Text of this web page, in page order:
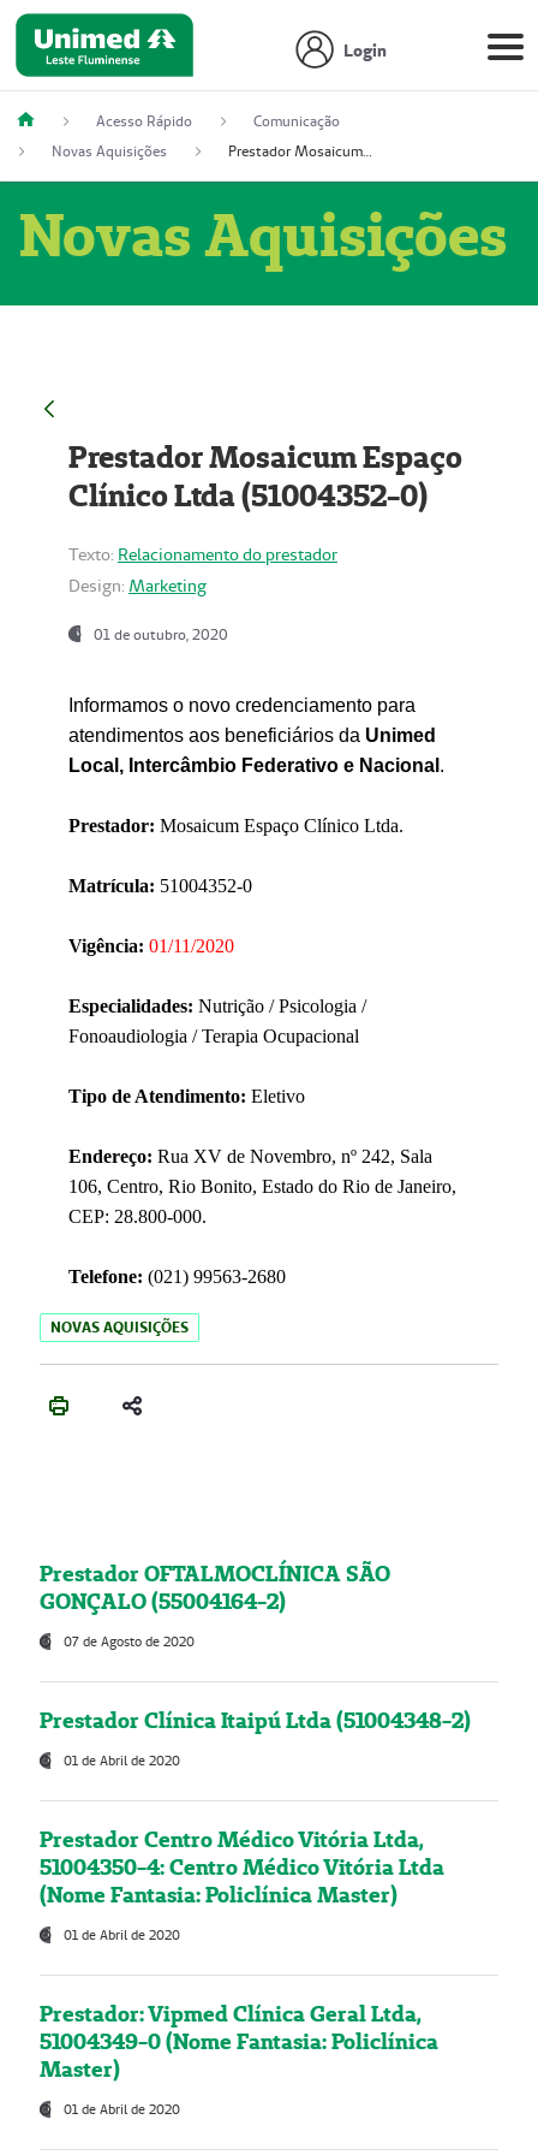
Login
Acesso Rápido
Comunicação
Novas Aquisições
Prestador Mosaicum Espaço Clínico Ltda (51004352-0)
Novas Aquisições
Prestador Mosaicum Espaço
Clínico Ltda (51004352-0)
Texto: Relacionamento do prestador
Design: Marketing
01 de outubro, 2020
Informamos o novo credenciamento para
atendimentos aos beneficiários da Unimed
Local, Intercâmbio Federativo e Nacional .
Prestador: Mosaicum Espaço Clínico Ltda.
Matrícula: 51004352-0
Vigência: 01/11/2020
Especialidades: Nutrição / Psicologia /
Fonoaudiologia / Terapia Ocupacional
Tipo de Atendimento: Eletivo
Endereço: Rua XV de Novembro, nº 242, Sala
106, Centro, Rio Bonito, Estado do Rio de Janeiro,
CEP: 28.800-000.
Telefone: (021) 99563-2680
NOVAS AQUISIÇÕES
Prestador OFTALMOCLÍNICA SÃO
GONÇALO (55004164-2)
07 de Agosto de 2020
Prestador Clínica Itaipú Ltda (51004348-2)
01 de Abril de 2020
Prestador Centro Médico Vitória Ltda,
51004350-4: Centro Médico Vitória Ltda
(Nome Fantasia: Policlínica Master)
01 de Abril de 2020
Prestador: Vipmed Clínica Geral Ltda,
51004349-0 (Nome Fantasia: Policlínica
Master)
01 de Abril de 2020